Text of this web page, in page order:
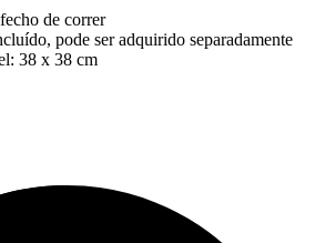
de correr
pode ser adquirido separadamente
38 x 38 cm